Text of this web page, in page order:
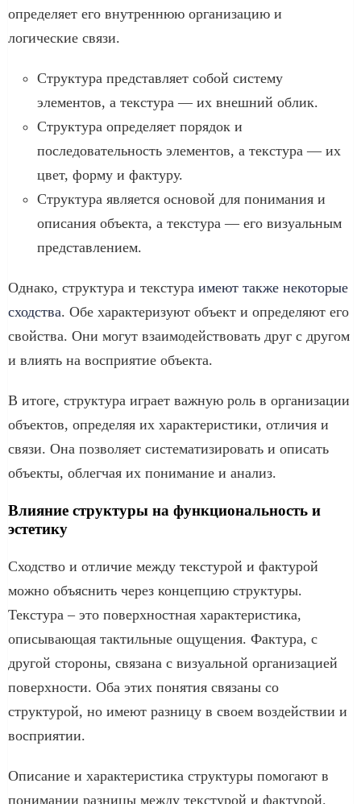
определяет его внутреннюю организацию и
логические связи.
Структура представляет собой систему
элементов, а текстура — их внешний облик.
Структура определяет порядок и
последовательность элементов, а текстура — их
цвет, форму и фактуру.
Структура является основой для понимания и
описания объекта, а текстура — его визуальным
представлением.
Однако, структура и текстура имеют также некоторые
сходства. Обе характеризуют объект и определяют его
свойства. Они могут взаимодействовать друг с другом
и влиять на восприятие объекта.
В итоге, структура играет важную роль в организации
объектов, определяя их характеристики, отличия и
связи. Она позволяет систематизировать и описать
объекты, облегчая их понимание и анализ.
Влияние структуры на функциональность и
эстетику
Сходство и отличие между текстурой и фактурой
можно объяснить через концепцию структуры.
Текстура – это поверхностная характеристика,
описывающая тактильные ощущения. Фактура, с
другой стороны, связана с визуальной организацией
поверхности. Оба этих понятия связаны со
структурой, но имеют разницу в своем воздействии и
восприятии.
Описание и характеристика структуры помогают в
понимании разницы между текстурой и фактурой.